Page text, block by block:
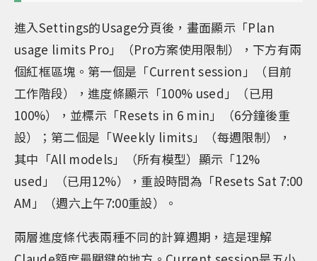
進入Settings的Usage分頁後，畫面顯示「Plan
usage limits Pro」（Pro方案使用限制），下方有兩
個紅框區塊。第一個是「Current session」（目前
工作階段），進度條顯示「100% used」（已用
100%），並標示「Resets in 6 min」（6分鐘後重
設）；第二個是「Weekly limits」（每週限制），
其中「All models」（所有模型）顯示「12%
used」（已用12%），重設時間為「Resets Sat 7:00
AM」（週六上午7:00重設）。
兩層進度條代表兩種不同的計算週期，這是理解